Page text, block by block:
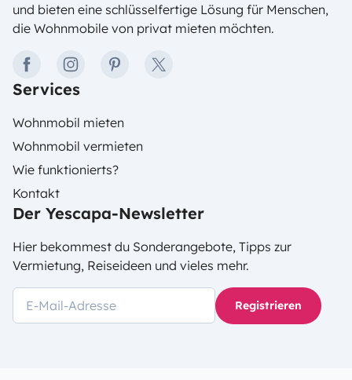
und bieten eine schlüsselfertige Lösung für Menschen,
die Wohnmobile von privat mieten möchten.
facebookinstagrampinteresttwitter
Services
Wohnmobil mieten
Wohnmobil vermieten
Wie funktionierts?
Kontakt
Der Yescapa-Newsletter
Hier bekommest du Sonderangebote, Tipps zur
Vermietung, Reiseideen und vieles mehr.
Registrieren